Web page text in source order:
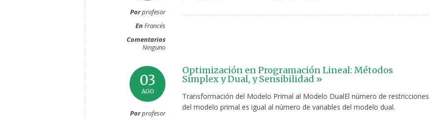
Porprofesor
EnFrancés
Comentarios
Ninguno
03
AGO
Porprofesor
Optimización en Programación Lineal: Métodos
Simplex y Dual, y Sensibilidad »
Transformación del Modelo Primal al Modelo DualEl número de restricciones
del modelo primal es igual al número de variables del modelo dual.